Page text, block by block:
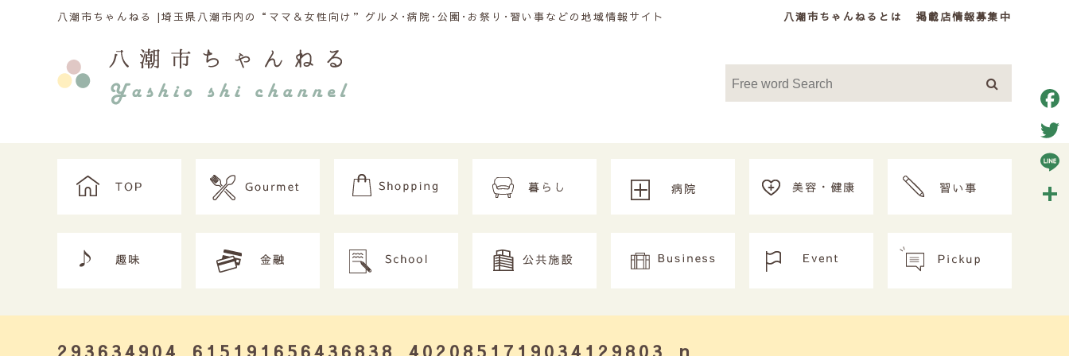
八潮市ちゃんねるとは 掲載店情報募集中
八潮市ちゃんねる |埼玉県八潮市内の“ママ＆女性向け”グルメ･病院･公園･お祭り･習い事などの地域情報サイト
293634904_615191656436838_4020851719034129803_n
Line